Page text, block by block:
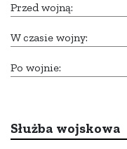
Przed wojną:
W czasie wojny:
Po wojnie:
Służba wojskowa